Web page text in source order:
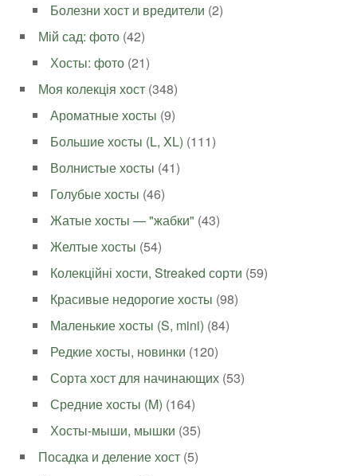
Болезни хост и вредители (2)
Мій сад: фото (42)
Хосты: фото (21)
Моя колекція хост (348)
Ароматные хосты (9)
Большие хосты (L, XL) (111)
Волнистые хосты (41)
Голубые хосты (46)
Жатые хосты — "жабки" (43)
Желтые хосты (54)
Колекційні хости, Streaked сорти (59)
Красивые недорогие хосты (98)
Маленькие хосты (S, mini) (84)
Редкие хосты, новинки (120)
Сорта хост для начинающих (53)
Средние хосты (M) (164)
Хосты-мыши, мышки (35)
Посадка и деление хост (5)